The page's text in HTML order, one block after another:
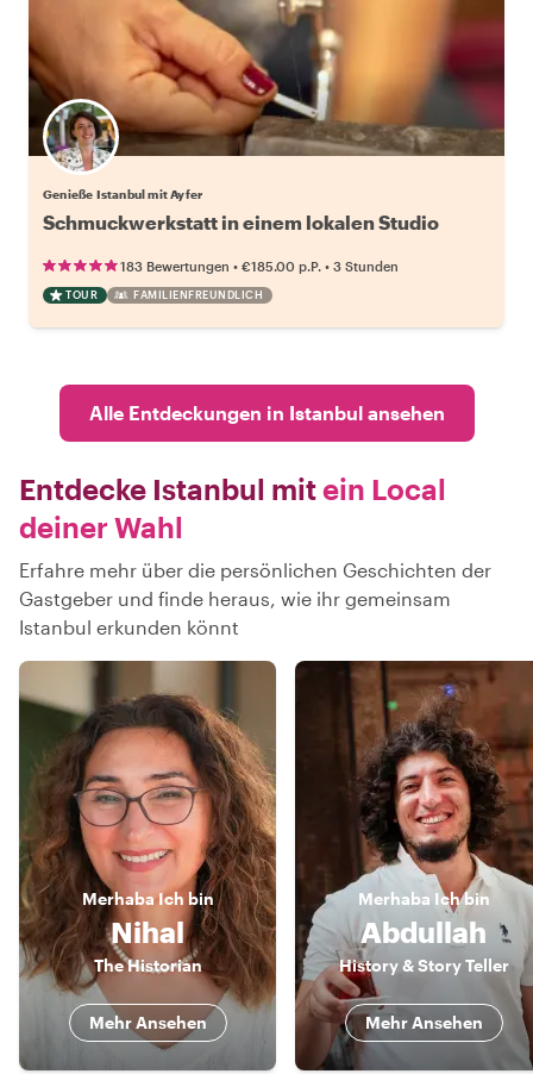
Genieße Istanbul mit Ayfer
Schmuckwerkstatt in einem lokalen Studio
183 Bewertungen • €185.00 p.P. • 3 Stunden
TOUR FAMILIENFREUNDLICH
Alle Entdeckungen in Istanbul ansehen
Entdecke Istanbul mitein Local
deiner Wahl
Erfahre mehr über die persönlichen Geschichten der
Gastgeber und finde heraus, wie ihr gemeinsam
Istanbul erkunden könnt
MerhabaIch bin
Nihal
The Historian
Mehr Ansehen
Merhaba Ich bin
Abdullah
History & Story Teller
Mehr Ansehen